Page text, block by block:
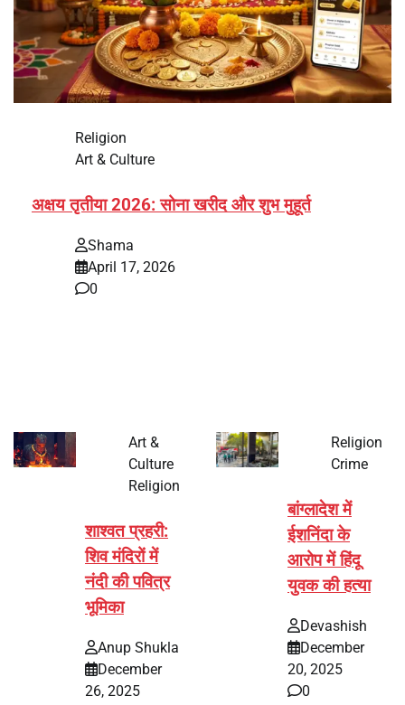
Religion
Art & Culture
अक्षय तृतीया 2026: सोना खरीद और शुभ मुहूर्त
Shama
April 17, 2026
0
Art &
Culture
Religion
शाश्वत प्रहरी:
शिव मंदिरों में
नंदी की पवित्र
भूमिका
Anup Shukla
December
26, 2025
Religion
Crime
बांग्लादेश में
ईशनिंदा के
आरोप में हिंदू
युवक की हत्या
Devashish
December
20, 2025
0